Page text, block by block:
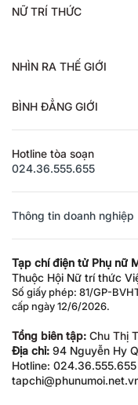
NỮ TRÍ THỨC
NHÌN RA THẾ GIỚI
BÌNH ĐẲNG GIỚI
Hotline tòa soạn
024.36.555.655
Thông tin doanh nghiệp
Tạp chí điện tử Phụ nữ
Thuộc Hội Nữ trí thức
Số giấy phép: 81/GP-
cấp ngày 12/6/2026.
Tổng biên tập: Chu Thị
Địa chỉ: 94 Nguyễn Hy
Hotline: